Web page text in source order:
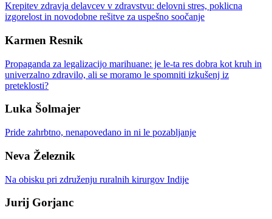
Krepitev zdravja delavcev v zdravstvu: delovni stres, poklicna
izgorelost in novodobne rešitve za uspešno soočanje
Karmen Resnik
Propaganda za legalizacijo marihuane: je le-ta res dobra kot kruh in
univerzalno zdravilo, ali se moramo le spomniti izkušenj iz
preteklosti?
Luka Šolmajer
Pride zahrbtno, nenapovedano in ni le pozabljanje
Neva Železnik
Na obisku pri združenju ruralnih kirurgov Indije
Jurij Gorjanc